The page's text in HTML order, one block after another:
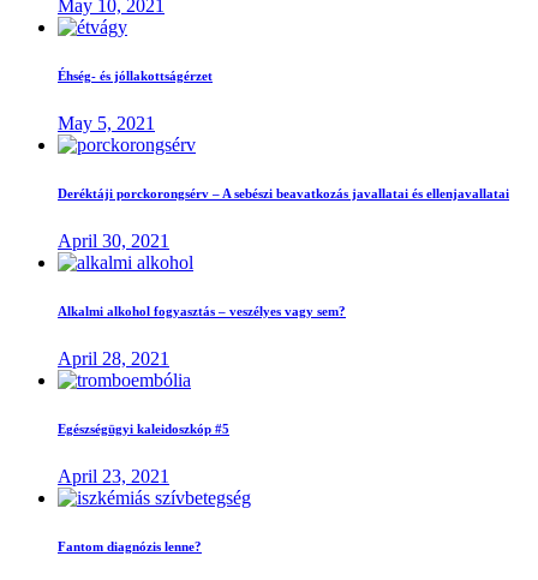
May 10, 2021
Éhség- és jóllakottságérzet
May 5, 2021
Deréktáji porckorongsérv – A sebészi beavatkozás javallatai és ellenjavallatai
April 30, 2021
Alkalmi alkohol fogyasztás – veszélyes vagy sem?
April 28, 2021
Egészségügyi kaleidoszkóp #5
April 23, 2021
Fantom diagnózis lenne?